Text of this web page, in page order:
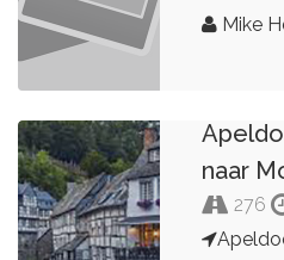
Mike
naar
276